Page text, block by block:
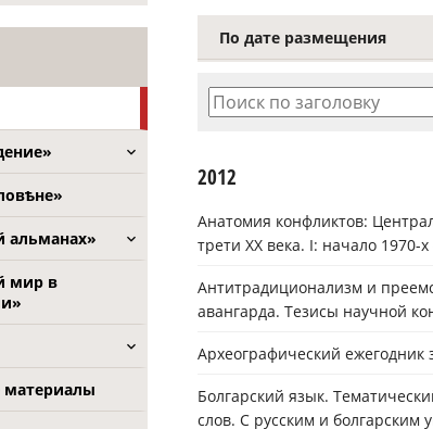
альманах»
мир в
материалы
По дате размещения
Поиск по заголовку
2012
Анатомия конфликтов:
трети XX века. I: начало 1970-
Антитрадиционализм и
авангарда. Тезисы научной
Археографический ежегодник
Болгарский язык.
слов. С русским и болгарским